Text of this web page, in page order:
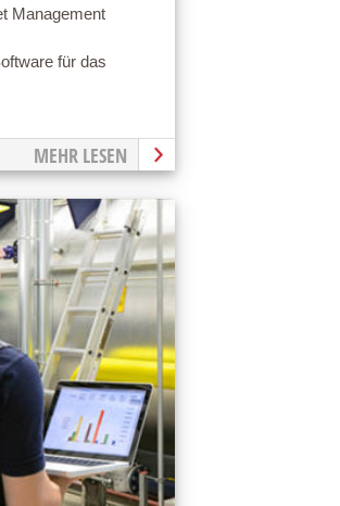
Management
für das
MEHR LESEN